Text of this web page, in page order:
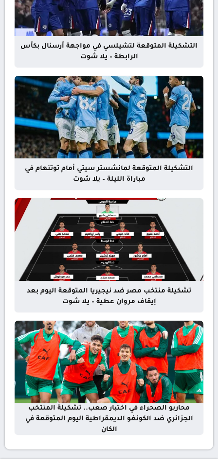
التشكيلة المتوقعة لتشيلسي في مواجهة أرسنال بكأس
الرابطة – يلا شوت
التشكيلة المتوقعة لمانشستر سيتي أمام توتنهام في
مباراة الليلة – يلا شوت
تشكيلة منتخب مصر ضد نيجيريا المتوقعة اليوم بعد
إيقاف مروان عطية – يلا شوت
محاربو الصحراء في اختبار صعب.. تشكيلة المنتخب
الجزائري ضد الكونغو الديمقراطية اليوم المتوقعة في
الكان